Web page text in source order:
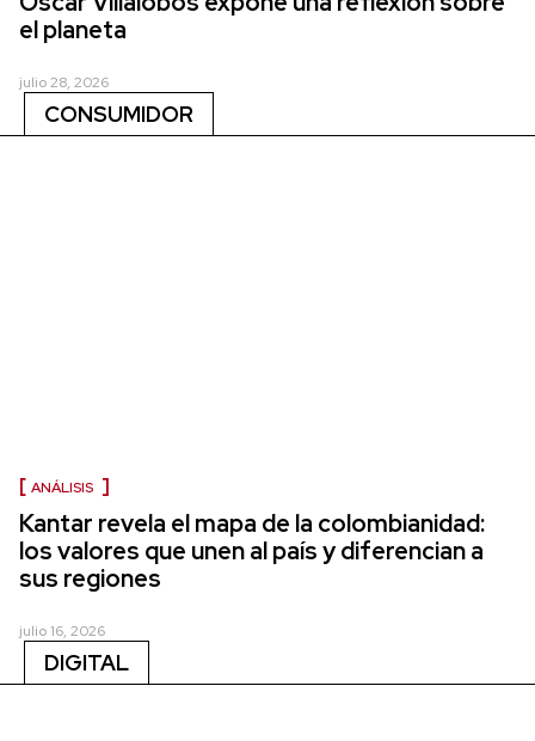
el planeta
julio 28, 2026
CONSUMIDOR
ANÁLISIS
Kantar revela el mapa de la colombianidad:
los valores que unen al país y diferencian a
sus regiones
julio 16, 2026
DIGITAL